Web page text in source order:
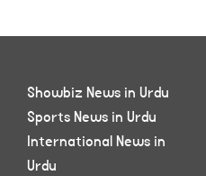
Showbiz News in Urdu
Sports News in Urdu
International News in
Urdu